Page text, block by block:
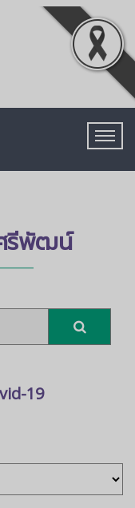
รีพัฒน์
19